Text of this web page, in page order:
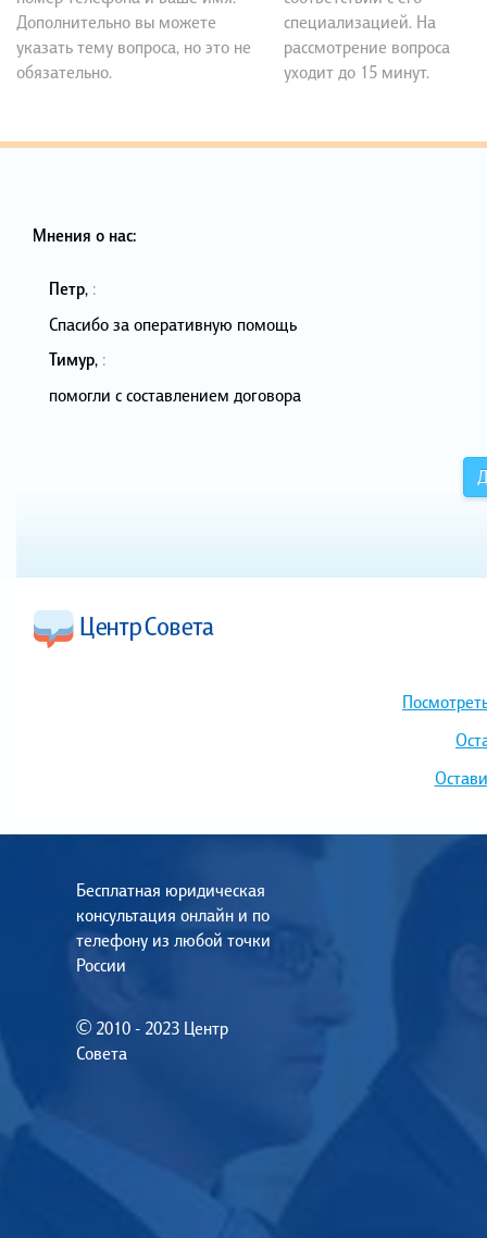
Дополнительно вы можете
указать тему вопроса, но это не
обязательно.
специализацией. На
рассмотрение вопроса
уходит до 15 минут.
Мнения о нас:
Петр, :
Спасибо за оперативную помощь
Тимур, :
помогли с составлением договора
Бесплатная юридическая
консультация онлайн и по
телефону из любой точки
России
© 2010 - 2023 Центр
Совета